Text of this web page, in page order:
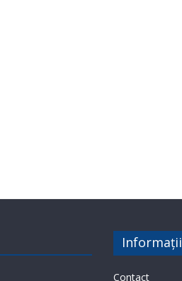
Informații
Contact